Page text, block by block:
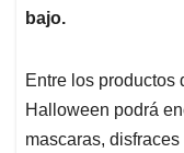
bajo.
Entre los productos
Halloween podrá
mascaras,